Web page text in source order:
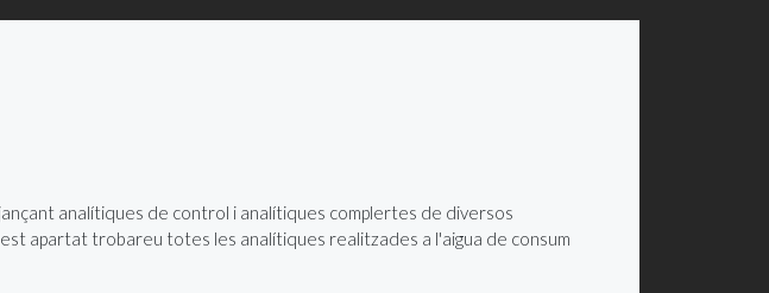
analítiques de control i analítiques complertes de diversos
apartat trobareu totes les analítiques realitzades a l'aigua de consum